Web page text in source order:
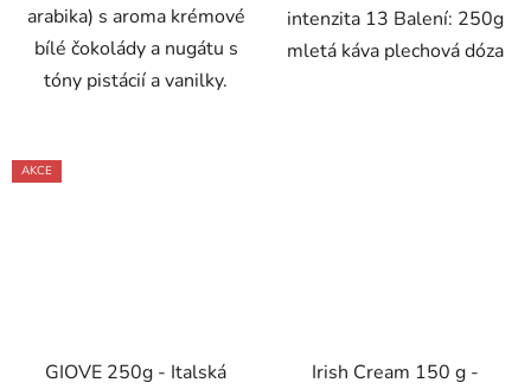
arabika) s aroma krémové
bílé čokolády a nugátu s
tóny pistácií a vanilky.
intenzita 13 Balení: 250g
mletá káva plechová dóza
AKCE
GIOVE 250g - Italská
Irish Cream 150 g -